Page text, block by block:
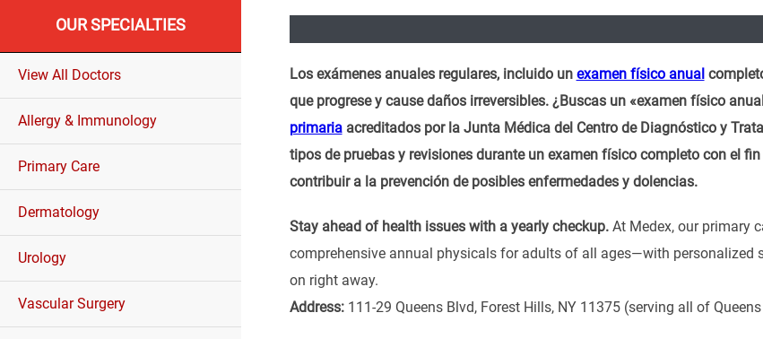
OUR SPECIALTIES
View All Doctors
Allergy & Immunology
Primary Care
Dermatology
Urology
Vascular Surgery
Los exámenes anuales regulares, incluido un examen físico anual
que progrese y cause daños irreversibles. ¿Buscas un «examen físico
primariaacreditados por la Junta Médica del Centro de Diagnóstico y
tipos de pruebas y revisiones durante un examen físico completo con el
contribuir a la prevención de posibles enfermedades y dolencias.
Stay ahead of health issues with a yearly checkup.At Medex, our primary
comprehensive annual physicals for adults of all ages—with personalized
on right away.
Address:111-29 Queens Blvd, Forest Hills, NY 11375 (serving all of Queens